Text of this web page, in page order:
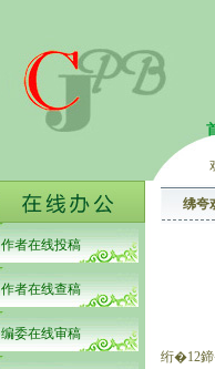
作者在线投稿
作者在线查稿
编委在线审稿
绋夸
绗�12